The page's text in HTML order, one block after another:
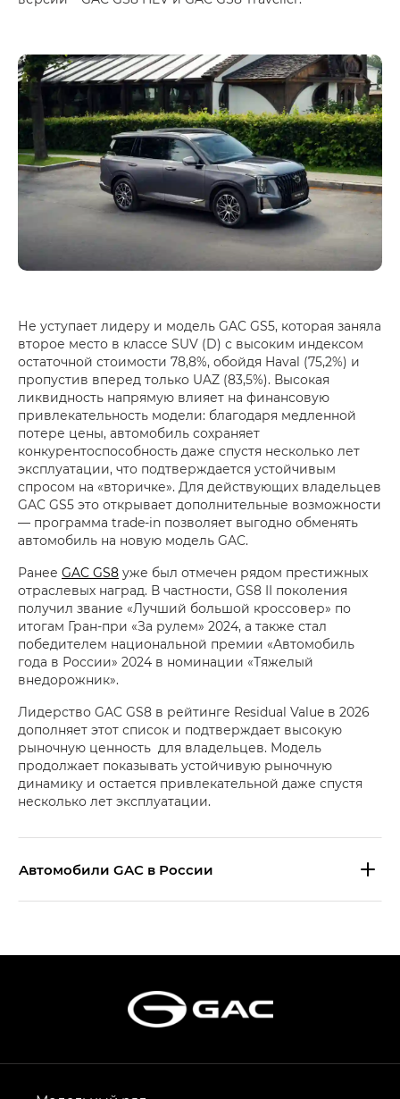
Не уступает лидеру и модель GAC GS5, которая заняла
второе место в классе SUV (D) с высоким индексом
остаточной стоимости 78,8%, обойдя Haval (75,2%) и
пропустив вперед только UAZ (83,5%). Высокая
ликвидность напрямую влияет на финансовую
привлекательность модели: благодаря медленной
потере цены, автомобиль сохраняет
конкурентоспособность даже спустя несколько лет
эксплуатации, что подтверждается устойчивым
спросом на «вторичке». Для действующих владельцев
GAC GS5 это открывает дополнительные возможности
— программа trade-in позволяет выгодно обменять
автомобиль на новую модель GAC.
Ранее GAC GS8 уже был отмечен рядом престижных
отраслевых наград. В частности, GS8 II поколения
получил звание «Лучший большой кроссовер» по
итогам Гран-при «За рулем» 2024, а также стал
победителем национальной премии «Автомобиль
года в России» 2024 в номинации «Тяжелый
внедорожник».
Лидерство GAC GS8 в рейтинге Residual Value в 2026
дополняет этот список и подтверждает высокую
рыночную ценность для владельцев. Модель
продолжает показывать устойчивую рыночную
динамику и остается привлекательной даже спустя
несколько лет эксплуатации.
Aвтомобили GAC в России
Эс Икс ПРЕМИУМ — SX PREMIUM
S7 — Эс 7 (S7) в комплектациях
Эс Икс ПРЕМИУМ — SX PREMIUM, Эс Тэ — ST
в комплектации Экс ПРЕМИУМ — EX PREMIUM